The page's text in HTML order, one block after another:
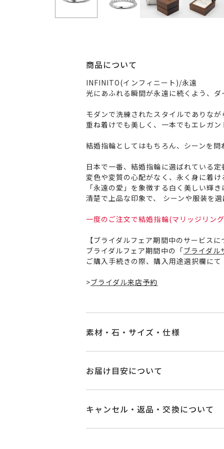
商品について
INFINITO(インフィニート)/永遠
光にあふれる瞬間が永遠に続くよう、ダ
モダンで洗練されたスタイルでありな
重ね着けでも美しく、一本でもエレガン
結婚指輪としてはもちろん、シーンを
日本で一番、結婚指輪に選ばれている定
変色や変質の心配がなく、永く身に着け
「永遠の愛」を象徴する白く美しい輝
清楚で上品な印象で、 シーンや服装を
一度のご注文で結婚指輪(マリッジリン
【ブライダルフェア期間中のサービスに
ブライダルフェア期間中の「ブライダル
ご購入手続きの際、購入用途選択欄に
>ブライダル来店予約
素材・石・サイズ・仕様
素材 Pt900
お届け目安について
詳しくはこちら
キャンセル・返品・交換について